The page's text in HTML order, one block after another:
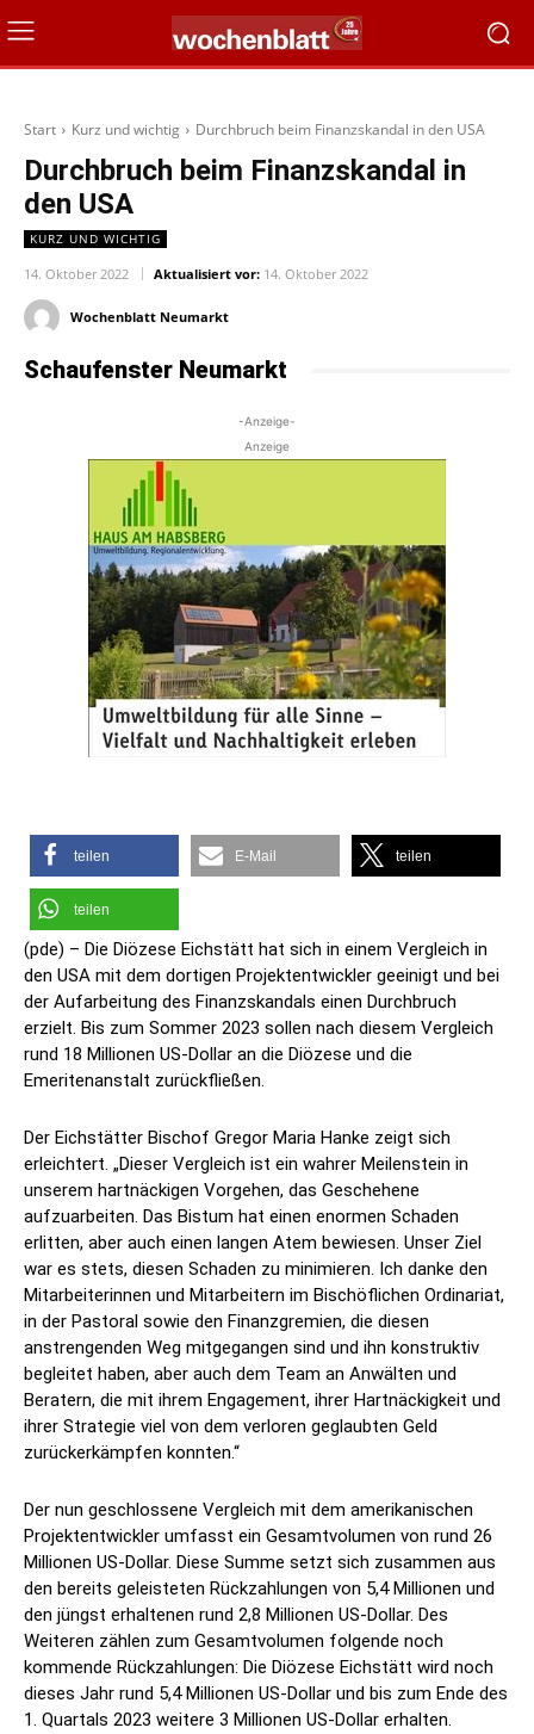
Start Kurz und wichtig Durchbruch beim Finanzskandal in den USA
Durchbruch beim Finanzskandal in
den USA
KURZ UND WICHTIG
14. Oktober 2022 Aktualisiert vor: 14. Oktober 2022
Wochenblatt Neumarkt
Schaufenster Neumarkt
-Anzeige-
Anzeige
teilen E-Mail teilen
teilen
(pde) – Die Diözese Eichstätt hat sich in einem Vergleich in
den USA mit dem dortigen Projektentwickler geeinigt und bei
der Aufarbeitung des Finanzskandals einen Durchbruch
erzielt. Bis zum Sommer 2023 sollen nach diesem Vergleich
rund 18 Millionen US-Dollar an die Diözese und die
Emeritenanstalt zurückfließen.
Der Eichstätter Bischof Gregor Maria Hanke zeigt sich
erleichtert. „Dieser Vergleich ist ein wahrer Meilenstein in
unserem hartnäckigen Vorgehen, das Geschehene
aufzuarbeiten. Das Bistum hat einen enormen Schaden
erlitten, aber auch einen langen Atem bewiesen. Unser Ziel
war es stets, diesen Schaden zu minimieren. Ich danke den
Mitarbeiterinnen und Mitarbeitern im Bischöflichen Ordinariat,
in der Pastoral sowie den Finanzgremien, die diesen
anstrengenden Weg mitgegangen sind und ihn konstruktiv
begleitet haben, aber auch dem Team an Anwälten und
Beratern, die mit ihrem Engagement, ihrer Hartnäckigkeit und
ihrer Strategie viel von dem verloren geglaubten Geld
zurückerkämpfen konnten.“
Der nun geschlossene Vergleich mit dem amerikanischen
Projektentwickler umfasst ein Gesamtvolumen von rund 26
Millionen US-Dollar. Diese Summe setzt sich zusammen aus
den bereits geleisteten Rückzahlungen von 5,4 Millionen und
den jüngst erhaltenen rund 2,8 Millionen US-Dollar. Des
Weiteren zählen zum Gesamtvolumen folgende noch
kommende Rückzahlungen: Die Diözese Eichstätt wird noch
dieses Jahr rund 5,4 Millionen US-Dollar und bis zum Ende des
1. Quartals 2023 weitere 3 Millionen US-Dollar erhalten.